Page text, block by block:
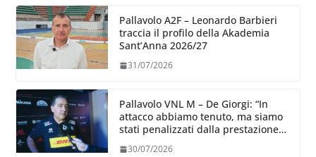
Pallavolo A2F – Leonardo Barbieri
traccia il profilo della Akademia
Sant’Anna 2026/27
31/07/2026
Pallavolo VNL M – De Giorgi: “In
attacco abbiamo tenuto, ma siamo
stati penalizzati dalla prestazione
30/07/2026